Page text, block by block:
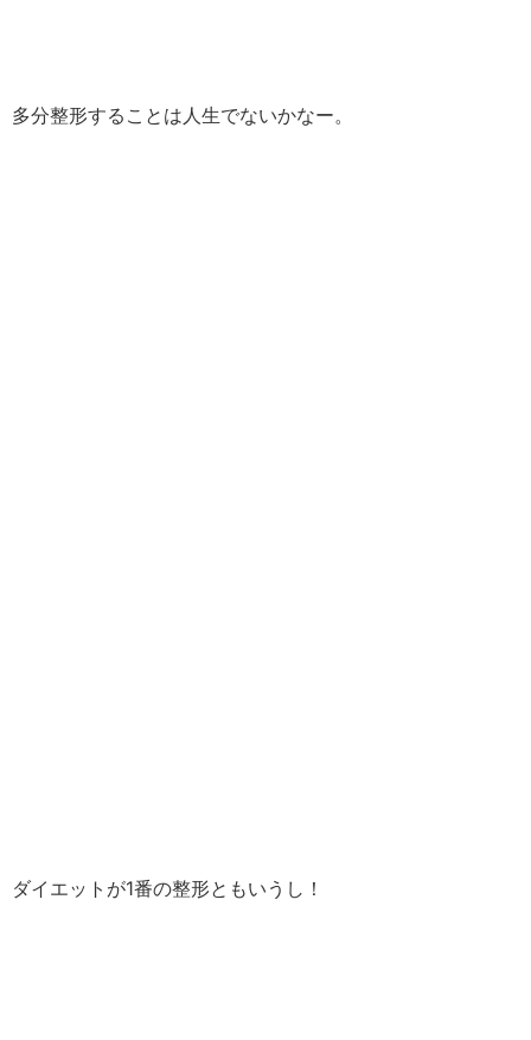
多分整形することは人生でないかなー。
ダイエットが1番の整形ともいうし！